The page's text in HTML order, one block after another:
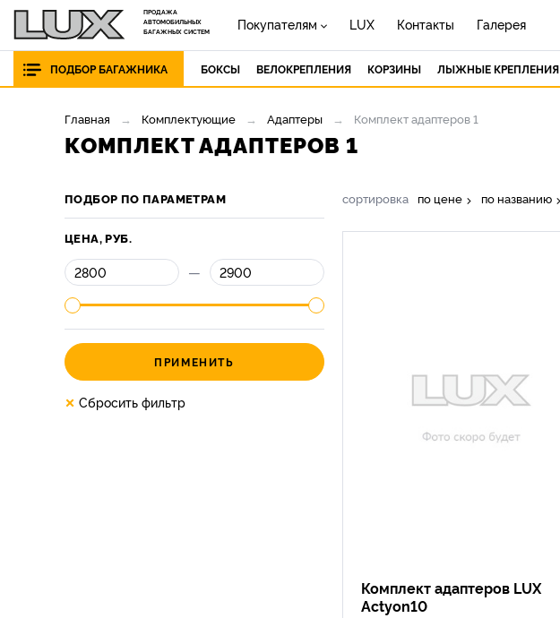
ПРОДАЖА
АВТОМОБИЛЬНЫХ
БАГАЖНЫХ СИСТЕМ
Покупателям LUX Контакты Галерея
ПОДБОР БАГАЖНИКА БОКСЫ ВЕЛОКРЕПЛЕНИЯ КОРЗИНЫ ЛЫЖНЫЕ КРЕПЛЕНИЯ
Главная Комплектующие Адаптеры Комплект адаптеров 1
КОМПЛЕКТ АДАПТЕРОВ 1
ПОДБОР ПО ПАРАМЕТРАМ
ЦЕНА, РУБ.
—
ПРИМЕНИТЬ
× Сбросить фильтр
сортировка по цене по названию
Комплект адаптеров LUX
Actyon10